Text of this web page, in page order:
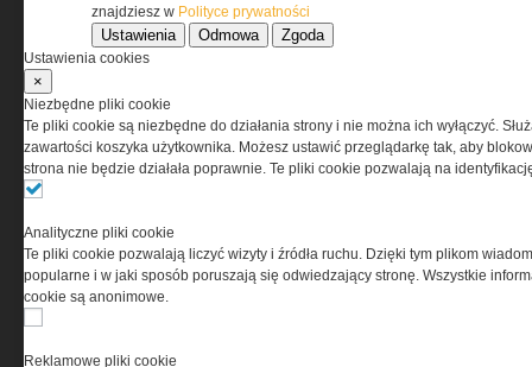
Synology Surveillance Station
strategicznych
znajdziesz w Polityce prywatności
Ustawienia Odmowa Zgoda
Ustawienia cookies
×
Niezbędne pliki cookie
Te pliki cookie są niezbędne do działania strony i nie można ich wyłączyć.
zawartości koszyka użytkownika. Możesz ustawić przeglądarkę tak, aby
strona nie będzie działała poprawnie. Te pliki cookie pozwalają na
Analityczne pliki cookie
Te pliki cookie pozwalają liczyć wizyty i źródła ruchu. Dzięki tym plikom
popularne i w jaki sposób poruszają się odwiedzający stronę. Wszystkie
cookie są anonimowe.
Reklamowe pliki cookie